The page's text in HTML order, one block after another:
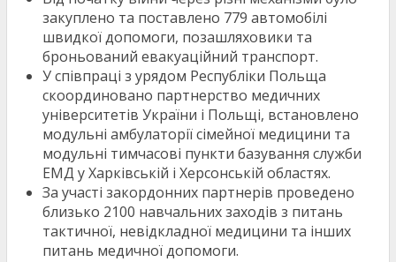
закуплено та поставлено 779 автомобілі
швидкої допомоги, позашляховики та
броньований евакуаційний транспорт.
У співпраці з урядом Республіки Польща
скоординовано партнерство медичних
університетів України і Польщі, встановлено
модульні амбулаторії сімейної медицини та
модульні тимчасові пункти базування служби
ЕМД у Харківській і Херсонській областях.
За участі закордонних партнерів проведено
близько 2100 навчальних заходів з питань
тактичної, невідкладної медицини та інших
питань медичної допомоги.